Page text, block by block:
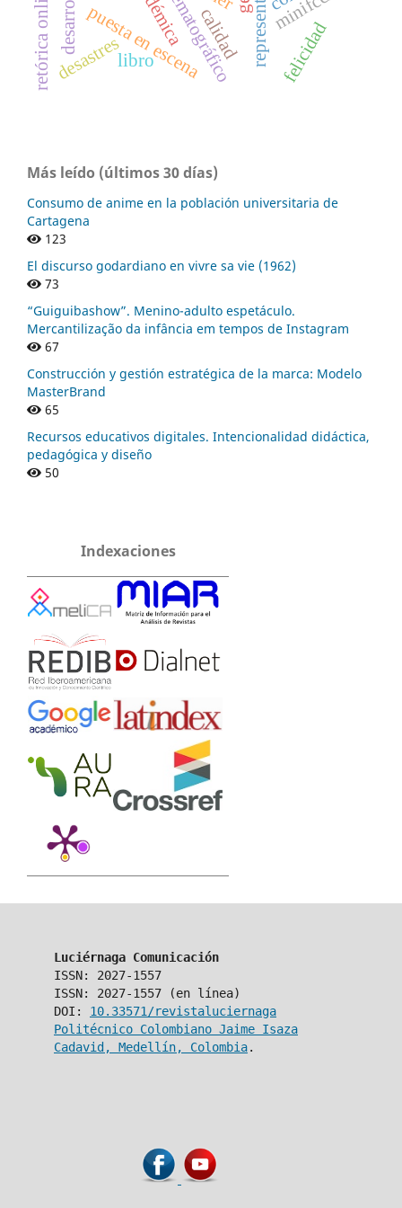
calidad
puesta en escena
desarrollo felicidad
retórica online desastreslibro
Más leído (últimos 30 días)
Consumo de anime en la población universitaria de
Cartagena
123
El discurso godardiano en vivre sa vie (1962)
73
“Guiguibashow”. Menino-adulto espetáculo.
Mercantilização da infância em tempos de Instagram
67
Construcción y gestión estratégica de la marca: Modelo
MasterBrand
65
Recursos educativos digitales. Intencionalidad didáctica,
pedagógica y diseño
50
Indexaciones
Luciérnaga Comunicación
ISSN: 2027-1557
ISSN: 2027-1557 (en línea)
DOI: 10.33571/revistaluciernaga
Politécnico Colombiano Jaime Isaza
Cadavid, Medellín, Colombia.